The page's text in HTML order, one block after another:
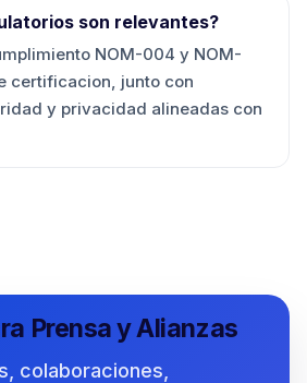
son relevantes?
NOM-004 y NOM-
certificacion, junto con
y privacidad alineadas con
Prensa y Alianzas
colaboraciones,